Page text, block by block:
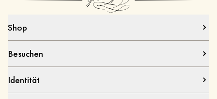
Shop
Besuchen
Identität